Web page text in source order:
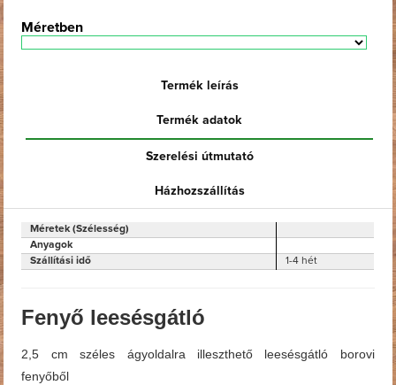
Méretben
Termék leírás
Termék adatok
Szerelési útmutató
Házhozszállítás
Méretek (Szélesség)
Anyagok
Szállítási idő
1-4 hét
Fenyő leesésgátló
2,5 cm széles ágyoldalra illeszthető leesésgátló borovi
fenyőből